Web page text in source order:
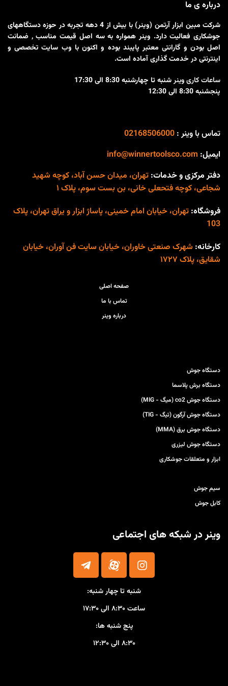
درباره ی ما
شرکت مبین ابزار آرتمن (وینر) با بیش از 4 دهه تجربه در حوزه دستگاههای
جوشکاری فعالیت دارد. وینر همواره به سه اصل قیمت مناسب , ضمانت
اصل بودن و گارانتی معتبر پایبند بوده و اکنون با وب سایت تخصصی و
اینترنتی در خدمت گذاری آماده است.
ساعات کاری وینرشنبه تا چهارشنبه 8:30 الی 17:30
پنجشنبه 8:30 الی 12:30
تماس با وینر : 02168506000
ایمیل: info@winnertoolsco.com
دفتر مرکزی و خدمات: تهران، میدان حسن آباد، کوچه شهید
شجاعی، کوچه فتحعلی خانی، بن بست سوم، پلاک ۱
فروشگاه: تهران، خیابان امام خمینی، پاساژ ابزار و یراق تهران، پلاک
103
کارخانه: شهرک صنعتی خاوران، خیابان سایت فن آوران، خیابان
شقایق، پلاک ۱۷۲۷
صفحه اصلی
تماس با ما
درباره وینر
دستگاه جوش
دستگاه برش پلاسما
دستگاه جوش co2 (میگ - MIG)
دستگاه جوش آرگون (تیگ - TIG)
دستگاه جوش برق (MMA)
دستگاه جوش لیزری
ابزار و متعلقات جوشکاری
سیم جوش
کابل جوش
وینر در شبکه های اجتماعی
شنبه تا چهار شنبه:
ساعت ۸:۳۰ الی ۱۷:۳۰
پنج شنبه ها:
۸:۳۰ الی ۱۲:۳۰